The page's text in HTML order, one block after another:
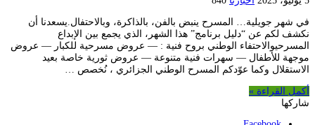
في شهر جويلية… المسرح ينبض بالفن، بالذاكرة، وبالاحتفال.يسعدنا أن
نكشف لكم عن “دليل برنامج” هذا الشهر، الذي يجمع بين الإبداع
المسرحيوالاحتفاء الوطني بروح فنية : — عروض مسرحية للكبار — عروض
موجهة للأطفال — سهرات فنية متنوعة — عروض ثورية خاصة بعيد
الاستقلال وكما عوّدكم المسرح الوطني الجزائري ، نُخصص …
أكمل القراءة »
شاركها